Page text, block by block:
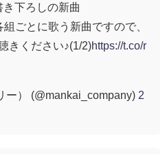
下ろしの新曲
ごとに歌う新曲ですので、
きください♪(1/2)https://t.co/r
） (@mankai_company) 2